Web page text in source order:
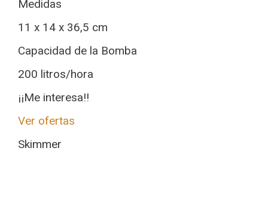
Medidas
11 x 14 x 36,5 cm
Capacidad de la Bomba
200 litros/hora
¡¡Me interesa!!
Ver ofertas
Skimmer